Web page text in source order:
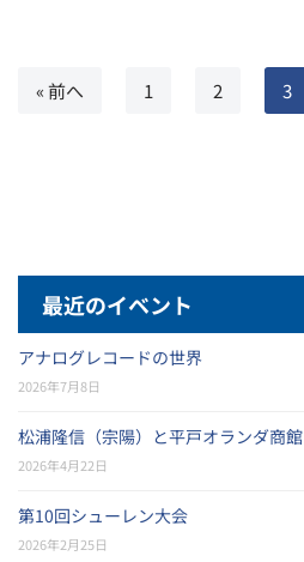
« 前へ 1 2 3
最近のイベント
アナログレコードの世界
2026年7月8日
松浦隆信（宗陽）と平戸オランダ商館
2026年4月22日
第10回シューレン大会
2026年2月25日